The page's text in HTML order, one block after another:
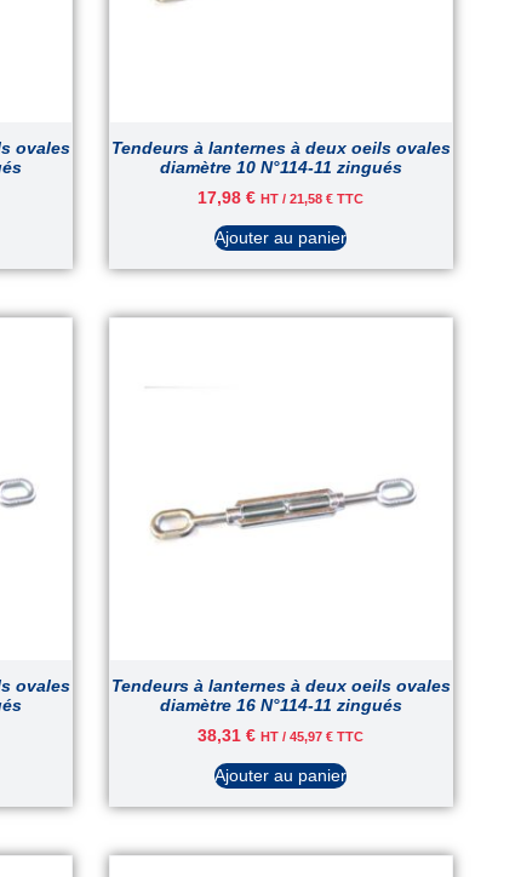
ovales
Tendeurs à lanternes à deux oeils ovales
diamètre 10 N°114-11 zingués
17,98€ HT /21,58€ TTC
Ajouter au panier
ovales
Tendeurs à lanternes à deux oeils ovales
diamètre 16 N°114-11 zingués
38,31€ HT /45,97€ TTC
Ajouter au panier